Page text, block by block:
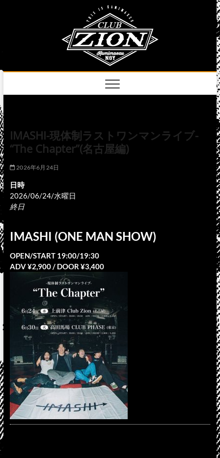
IMASHI-現体制ラストワンマンライブ-
“The Chapter”(名古屋編)
2026年6月24日
日時
2026/06/24/水曜日
終日
IMASHI (ONE MAN SHOW)
OPEN/START 19:00/19:30
ADV ¥2,900 / DOOR ¥3,400